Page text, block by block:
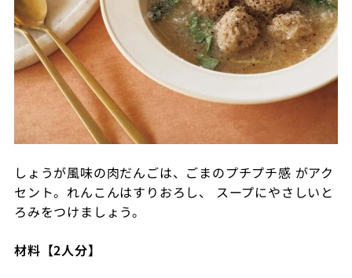
しょうが風味の肉だんごは、ごまのプチプチ感 がアク
セント。れんこんはすりおろし、 スープにやさしいと
ろみをつけましょう。
材料【2人分】